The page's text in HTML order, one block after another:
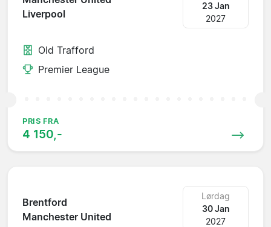
Liverpool
23 Jan
2027
Old Trafford
Premier League
PRIS FRA
4 150,-
Brentford
Manchester United
Lørdag
30 Jan
2027